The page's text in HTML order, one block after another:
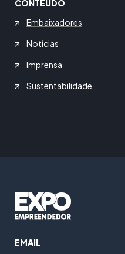
CONTEÚDO
Embaixadores
Notícias
Imprensa
Sustentabilidade
EMAIL